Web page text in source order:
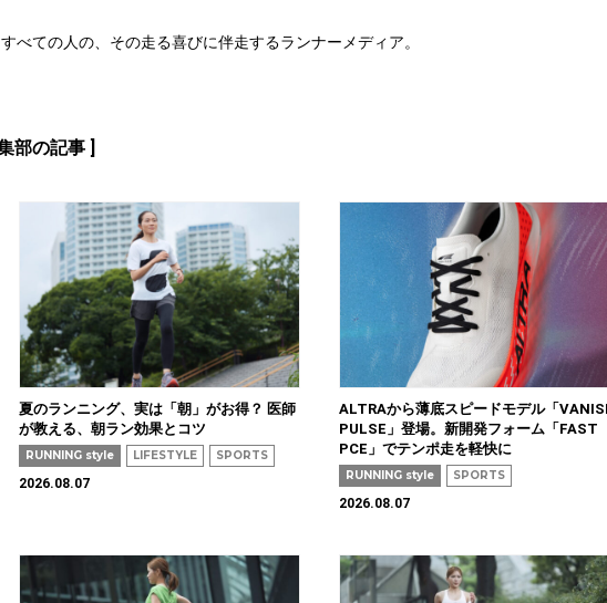
べての人の、その走る喜びに伴走するランナーメディア。
部の記事 ]
夏のランニング、実は「朝」がお得？ 医師
が教える、朝ラン効果とコツ
RUNNING style LIFESTYLE SPORTS
2026.08.07
ALTRAから薄底スピードモデル「
PULSE」登場。新開発フォーム「FAST
PCE」でテンポ走を軽快に
RUNNING style SPORTS
2026.08.07